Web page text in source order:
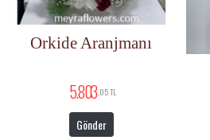
Orkide Aranjmanı
5.803 ,05 TL
Gönder